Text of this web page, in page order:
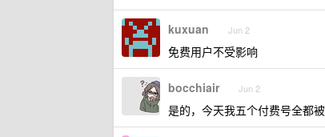
kuxuan Jun 2
免费用户不受影响
bocchiair Jun 2
是的，今天我五个付费号全都